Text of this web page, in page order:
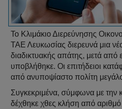
Το Κλιμάκιο Διερεύνησης
ΤΑΕ Λευκωσίας διερευνά μια
διαδικτυακής απάτης, μετά από
υποβλήθηκε. Οι επιτήδειοι
από ανυποψίαστο πολίτη
Συγκεκριμένα, σύμφωνα με την
δέχθηκε χθες κλήση από